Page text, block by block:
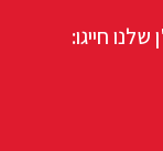
חייגו: